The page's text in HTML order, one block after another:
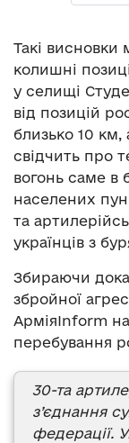
Такі
колишні
у селищі
від позицій
близько 10 км,
свідчить про
вогонь саме в
населених
та
українців з
Збираючи
збройної
АрміяInform
перебування
30-та
з’єднання
федерації.